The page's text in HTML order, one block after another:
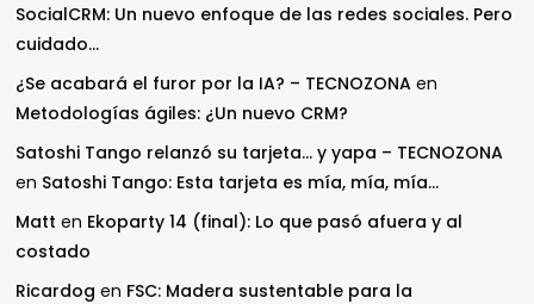
SocialCRM: Un nuevo enfoque de las redes sociales. Pero
cuidado…
¿Se acabará el furor por la IA? – TECNOZONA en
Metodologías ágiles: ¿Un nuevo CRM?
Satoshi Tango relanzó su tarjeta… y yapa – TECNOZONA
en Satoshi Tango: Esta tarjeta es mía, mía, mía…
Matt en Ekoparty 14 (final): Lo que pasó afuera y al
costado
Ricardog en FSC: Madera sustentable para la